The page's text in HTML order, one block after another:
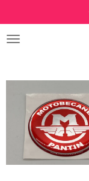
Hauptinhalt
springen